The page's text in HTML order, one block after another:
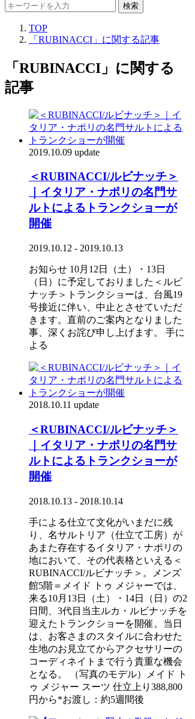
検索
TOP
「RUBINACCI」に関する記事
「RUBINACCI」に関する
記事
2019.10.09 update
＜RUBINACCI/ルビナッチ＞
｜イタリア・ナポリの名門サ
ルトによるトランクショーが
開催
2019.10.12 - 2019.10.13
お知らせ 10月12日（土）・13日
（日）に予定しておりました＜ルビ
ナッチ＞トランクショーは、台風19
号接近に伴い、中止とさせていただ
きます。直前のご案内となりました
事、深くお詫び申し上げます。 手に
よる
2018.10.11 update
＜RUBINACCI/ルビナッチ＞
｜イタリア・ナポリの名門サ
ルトによるトランクショーが
開催
2018.10.13 - 2018.10.14
手による仕立て文化がいまだに残
り、名サルトリア（仕立て工房）が
あまた存在するイタリア・ナポリの
地において、その代表格といえる＜
RUBINACCI/ルビナッチ＞。メンズ
館5階＝メイド トゥ メジャーでは、
来る10月13日（土）・14日（日）の2
日間、3代目当主ルカ・ルビナッチを
迎えたトランクショーを開催。当日
は、お客さまのスタイルに合わせた
生地のお見立てからアクセサリーの
コーディネイトまで行う貴重な機会
となる。 （写真のモデル）メイド ト
ゥ メジャー スーツ 仕立上り388,800
円から*お渡し：約5週間後